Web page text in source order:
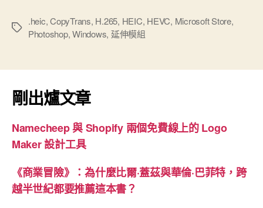
HEIC”
標
.heic,CopyTrans, H.265, HEIC, HEVC, Microsoft Store,
Photoshop,Windows, 延伸模組
剛出爐文章
Namecheep 與 Shopify 兩個免費線上的 Logo
Maker 設計工具
《商業冒險》：為什麼比爾·蓋茲與華倫·巴菲特，跨
越半世紀都要推薦這本書？